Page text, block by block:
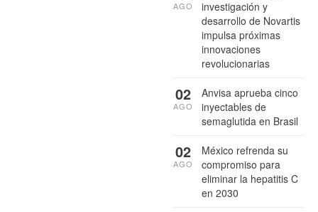
investigación y
desarrollo de Novartis
impulsa próximas
innovaciones
revolucionarias
AGO
Anvisa aprueba cinco
inyectables de
semaglutida en Brasil
02
AGO
México refrenda su
compromiso para
eliminar la hepatitis C
en 2030
02
AGO